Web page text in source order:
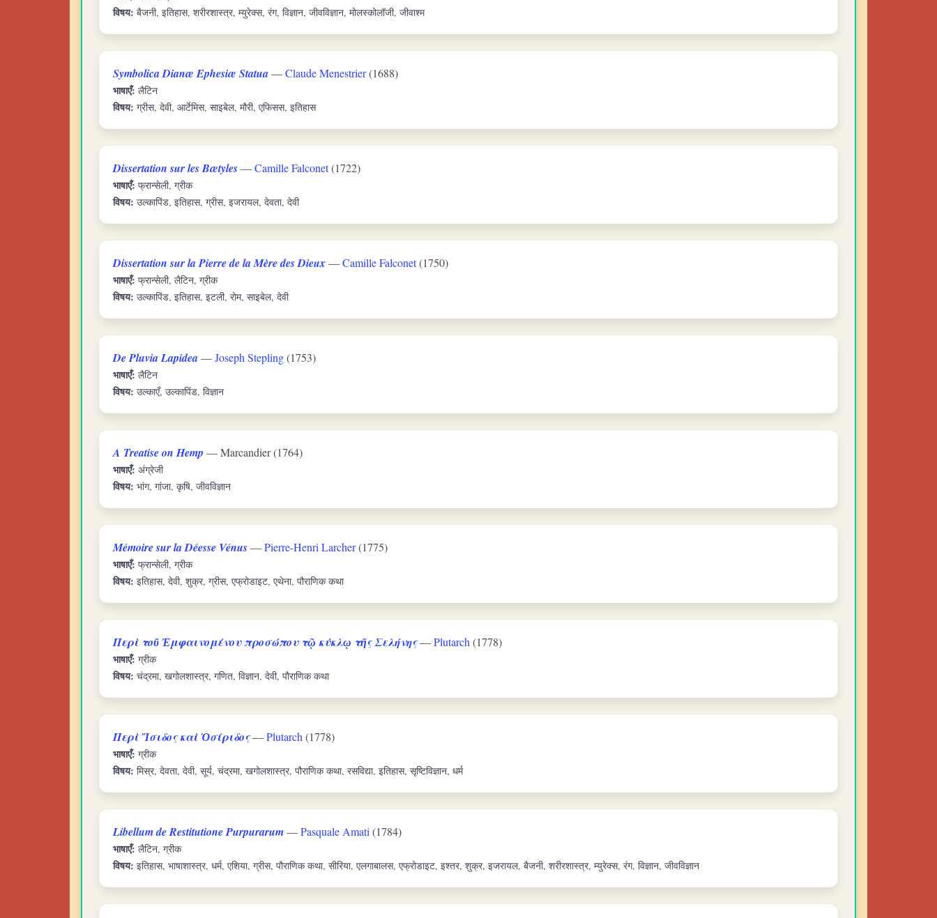
विषय: बैजनी, इतिहास, शरीरशास्त्र, म्युरेक्स, रंग, विज्ञान, जीवविज्ञान, मोलस्कोलॉजी, जीवाश्म
Symbolica Dianæ Ephesiæ Statua—Claude Menestrier(1688)
भाषाएँ: लैटिन
विषय: ग्रीस, देवी, आर्टेमिस, साइबेल, मौरी, एफिसस, इतिहास
Dissertation sur les Bætyles—Camille Falconet(1722)
भाषाएँ: फ्रान्सेली, ग्रीक
विषय: उल्कापिंड, इतिहास, ग्रीस, इजरायल, देवता, देवी
Dissertation sur la Pierre de la Mère des Dieux—Camille Falconet(1750)
भाषाएँ: फ्रान्सेली, लैटिन, ग्रीक
विषय: उल्कापिंड, इतिहास, इटली, रोम, साइबेल, देवी
De Pluvia Lapidea—Joseph Stepling(1753)
भाषाएँ: लैटिन
विषय: उल्काएँ, उल्कापिंड, विज्ञान
A Treatise on Hemp — Marcandier (1764)
भाषाएँ: अंग्रेजी
विषय: भांग, गांजा, कृषि, जीवविज्ञान
Mémoire sur la Déesse Vénus—Pierre-Henri Larcher(1775)
भाषाएँ: फ्रान्सेली, ग्रीक
विषय: इतिहास, देवी, शुक्र, ग्रीस, एफ्रोडाइट, एथेना, पौराणिक कथा
Περὶ τοῦ Ἐμφαινομένου προσώπου τῷ κύκλῳ τῆς Σελήνης—Plutarch (1778)
भाषाएँ: ग्रीक
विषय: चंद्रमा, खगोलशास्त्र, गणित, विज्ञान, देवी, पौराणिक कथा
Περὶ Ἴσιδος καὶ Ὀσίριδος—Plutarch (1778)
भाषाएँ: ग्रीक
विषय: मिस्र, देवता, देवी, सूर्य, चंद्रमा, खगोलशास्त्र, पौराणिक कथा, रसविद्या, इतिहास, सृष्टिविज्ञान, धर्म
Libellum de Restitutione Purpurarum—Pasquale Amati (1784)
भाषाएँ: लैटिन, ग्रीक
विषय: इतिहास, भाषाशास्त्र, धर्म, एशिया, ग्रीस, पौराणिक कथा, सीरिया, एलगाबालस, एफ्रोडाइट, इश्तर, शुक्र, इजरायल, बैजनी, शरीरशास्त्र, म्युरेक्स, रंग, विज्ञान, जीवविज्ञान